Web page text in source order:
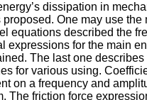
dissipation in
One may use the
equations described the
expressions for the main
The last one
for various using.
on a frequency and
The friction force